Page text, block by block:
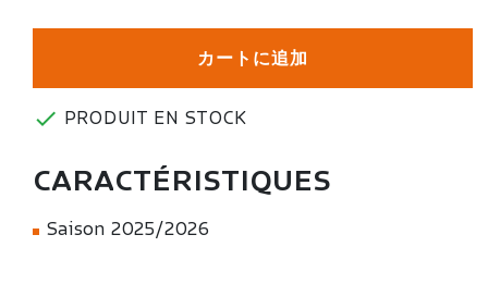
カートに追加
 PRODUIT EN STOCK
CARACTÉRISTIQUES
Saison 2025/2026